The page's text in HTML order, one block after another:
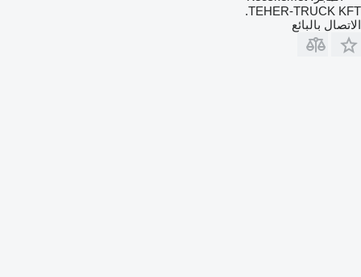
TEHER-TRUCK KFT.
الاتصال بالبائع